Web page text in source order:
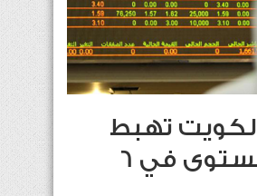
تهبط
لأدنى مستوى في 6